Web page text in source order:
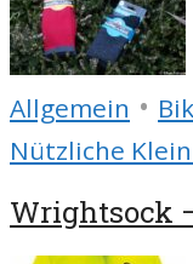
Allgemein •
Nützliche
Wrightsock